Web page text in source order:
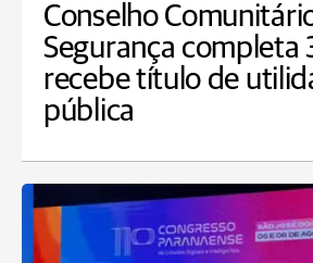
Conselho
Segurança completa
recebe título de
pública